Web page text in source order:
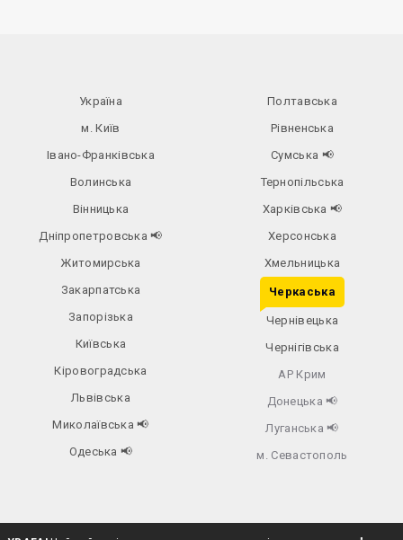
Україна
м. Київ
Івано-Франківська
Волинська
Вінницька
Дніпропетровська📢
Житомирська
Закарпатська
Запорізька
Київська
Кіровоградська
Львівська
Миколаївська📢
Одеська📢
Полтавська
Рівненська
Сумська 📢
Тернопільська
Харківська 📢
Херсонська
Хмельницька
Черкаська
Чернівецька
Чернігівська
АР Крим
Донецька 📢
Луганська 📢
м. Севастополь